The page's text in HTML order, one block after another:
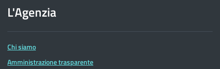
dell'Agenzia
delle
Entrate
L'Agenzia
Chi siamo
Amministrazione trasparente